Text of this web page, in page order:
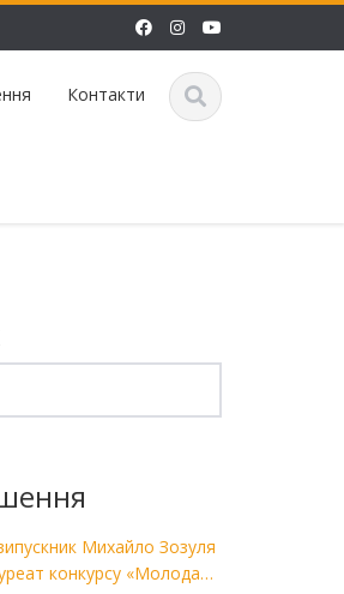
Контакти
Михайло Зозуля
конкурсу «Молода